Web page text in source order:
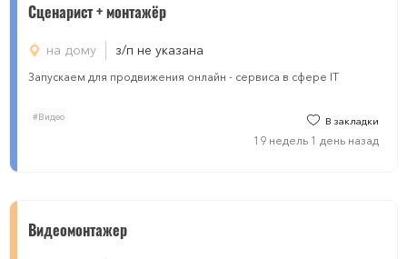
Сценарист + монтажёр
на дому з/п не указана
Запускаем для продвижения онлайн - сервиса в сфере IT
#Видео В закладки
19 недель 1 день назад
Видеомонтажер